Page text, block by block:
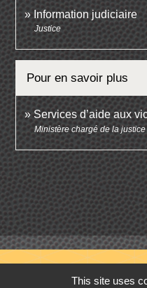
Information judiciaire
Justice
Pour en savoir plus
Services d’aide aux
Ministère chargé de la justice
This site uses